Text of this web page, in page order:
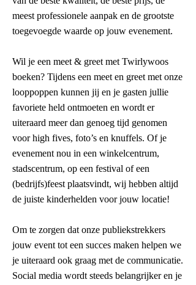
meest professionele aanpak en de grootste
toegevoegde waarde op jouw evenement.
Wil je een meet & greet met Twirlywoos
boeken? Tijdens een meet en greet met onze
looppoppen kunnen jij en je gasten jullie
favoriete held ontmoeten en wordt er
uiteraard meer dan genoeg tijd genomen
voor high fives, foto’s en knuffels. Of je
evenement nou in een winkelcentrum,
stadscentrum, op een festival of een
(bedrijfs)feest plaatsvindt, wij hebben altijd
de juiste kinderhelden voor jouw locatie!
Om te zorgen dat onze publiekstrekkers
jouw event tot een succes maken helpen we
je uiteraard ook graag met de communicatie.
Social media wordt steeds belangrijker en je